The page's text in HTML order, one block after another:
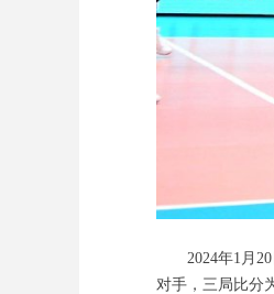
2024年1月20
对手，三局比分